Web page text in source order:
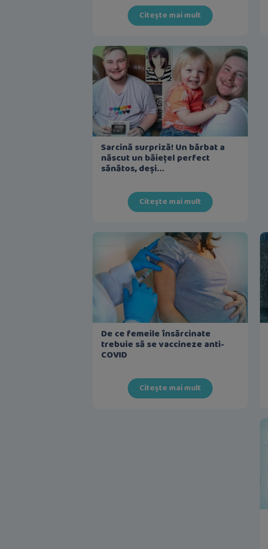
Citește mai mult
Sarcină surpriză! Un bărbat a
născut un băiețel perfect
sănătos, deși...
Citește mai mult
De ce femeile însărcinate
trebuie să se vaccineze anti-
COVID
Citește mai mult